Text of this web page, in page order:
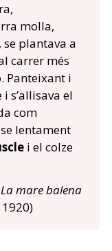
molla,
se plantava a
carrer més
Panteixant i
s’allisava el
com
lentament
i el colze
La mare balena